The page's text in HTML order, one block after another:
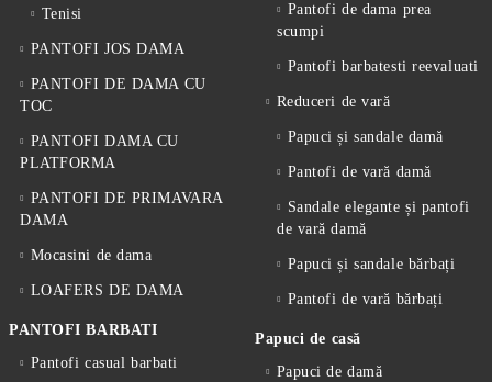
Tenisi
PANTOFI JOS DAMA
PANTOFI DE DAMA CU
TOC
PANTOFI DAMA CU
PLATFORMA
PANTOFI DE PRIMAVARA
DAMA
Mocasini de dama
LOAFERS DE DAMA
PANTOFI BARBATI
Pantofi casual barbati
Pantofi de dama prea
scumpi
Pantofi barbatesti reevaluati
Reduceri de vară
Papuci și sandale damă
Pantofi de vară damă
Sandale elegante și pantofi
de vară damă
Papuci și sandale bărbați
Pantofi de vară bărbați
Papuci de casă
Papuci de damă